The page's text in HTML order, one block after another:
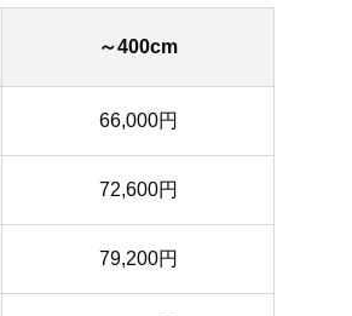
～400cm
66,000円
72,600円
79,200円